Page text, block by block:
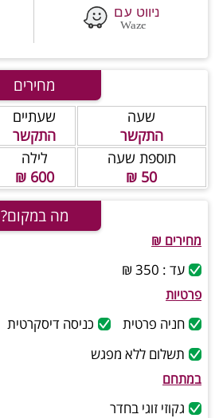
מחירים
שעה
התקשר
שעתיים
התקשר
תוספת שעה
50 ₪
לילה
600 ₪
מה במקום?
מחירים ₪
עד : 350 ₪
פרטיות
חניה פרטית כניסה דיסקרטית
תשלום ללא מפגש
במתחם
גקוזי זוגי בחדר